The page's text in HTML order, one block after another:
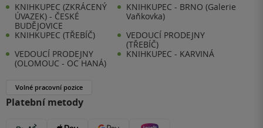
KNIHKUPEC (ZKRÁCENÝ
ÚVAZEK) - ČESKÉ
BUDĚJOVICE
KNIHKUPEC - BRNO (Galerie
Vaňkovka)
KNIHKUPEC (TŘEBÍČ)
VEDOUCÍ PRODEJNY
(TŘEBÍČ)
VEDOUCÍ PRODEJNY
(OLOMOUC - OC HANÁ)
KNIHKUPEC - KARVINÁ
Volné pracovní pozice
Platební metody